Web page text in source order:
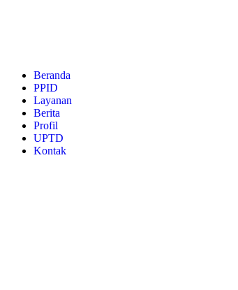
Beranda
PPID
Layanan
Berita
Profil
UPTD
Kontak